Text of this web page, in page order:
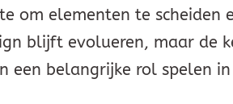
om elementen te scheiden
blijft evolueren, maar de
een belangrijke rol spelen